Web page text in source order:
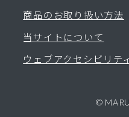
商品のお取り扱い方法
当サイトについて
ウェブアクセシビリテ
©